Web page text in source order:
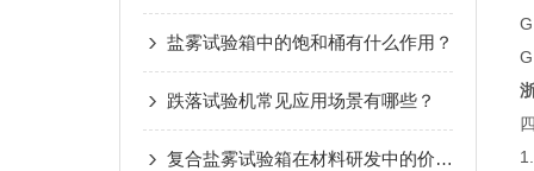
盐雾试验箱中的饱和桶有什么作用？
跌落试验机常见应用场景有哪些？
复合盐雾试验箱在材料研发中的价值与前景